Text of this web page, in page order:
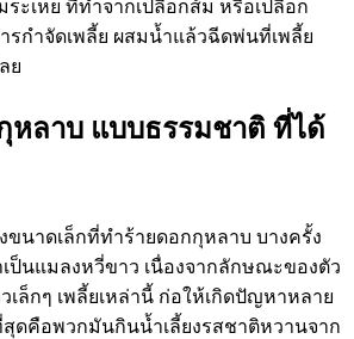
ะเหย ที่ทำจากเปลือกส้ม หรือเปลือก
รกำจัดเพลี้ย ผสมน้ำแล้วฉีดพ่นที่เพลี้ย
ย
หลาบ แบบธรรมชาติ ที่ได้
ขนาดเล็กที่ทำร้ายดอกกุหลาบ บางครั้ง
เป็นแมลงหวี่ขาว เนื่องจากลักษณะของตัว
เล็กๆ เพลี้ยเหล่านี้ ก่อให้เกิดปัญหาหลาย
ดคือพวกมันกินน้ำเลี้ยงรสชาติหวานจาก